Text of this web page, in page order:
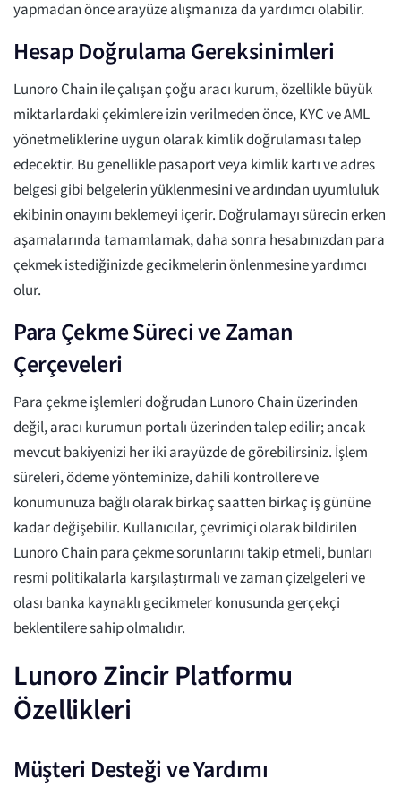
yapmadan önce arayüze alışmanıza da yardımcı olabilir.
Hesap Doğrulama Gereksinimleri
Lunoro Chain ile çalışan çoğu aracı kurum, özellikle büyük
miktarlardaki çekimlere izin verilmeden önce, KYC ve AML
yönetmeliklerine uygun olarak kimlik doğrulaması talep
edecektir. Bu genellikle pasaport veya kimlik kartı ve adres
belgesi gibi belgelerin yüklenmesini ve ardından uyumluluk
ekibinin onayını beklemeyi içerir. Doğrulamayı sürecin erken
aşamalarında tamamlamak, daha sonra hesabınızdan para
çekmek istediğinizde gecikmelerin önlenmesine yardımcı
olur.
Para Çekme Süreci ve Zaman
Çerçeveleri
Para çekme işlemleri doğrudan Lunoro Chain üzerinden
değil, aracı kurumun portalı üzerinden talep edilir; ancak
mevcut bakiyenizi her iki arayüzde de görebilirsiniz. İşlem
süreleri, ödeme yönteminize, dahili kontrollere ve
konumunuza bağlı olarak birkaç saatten birkaç iş gününe
kadar değişebilir. Kullanıcılar, çevrimiçi olarak bildirilen
Lunoro Chain para çekme sorunlarını takip etmeli, bunları
resmi politikalarla karşılaştırmalı ve zaman çizelgeleri ve
olası banka kaynaklı gecikmeler konusunda gerçekçi
beklentilere sahip olmalıdır.
Lunoro Zincir Platformu
Özellikleri
Müşteri Desteği ve Yardımı